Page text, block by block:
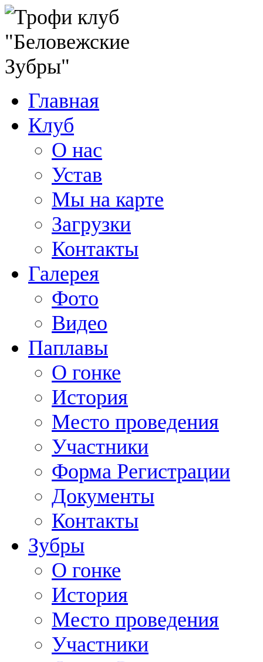
Главная
Клуб
О нас
Устав
Мы на карте
Загрузки
Контакты
Галерея
Фото
Видео
Паплавы
О гонке
История
Место проведения
Участники
Форма Регистрации
Документы
Контакты
Зубры
О гонке
История
Место проведения
Участники